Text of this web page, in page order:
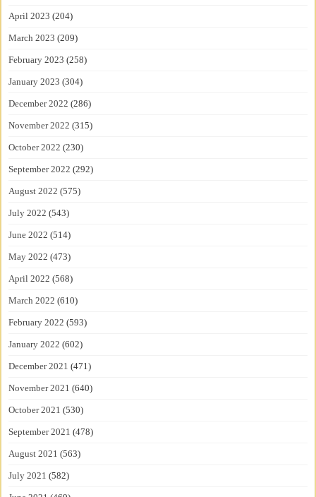
April 2023 (204)
March 2023 (209)
February 2023 (258)
January 2023 (304)
December 2022 (286)
November 2022 (315)
October 2022 (230)
September 2022 (292)
August 2022 (575)
July 2022 (543)
June 2022 (514)
May 2022 (473)
April 2022 (568)
March 2022 (610)
February 2022 (593)
January 2022 (602)
December 2021 (471)
November 2021 (640)
October 2021 (530)
September 2021 (478)
August 2021 (563)
July 2021 (582)